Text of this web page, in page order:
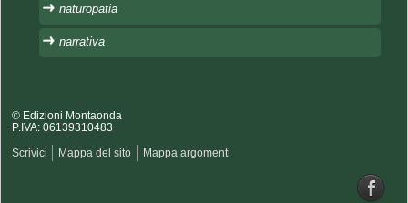
naturopatia
narrativa
© Edizioni Montaonda
P.IVA: 06139310483
Scrivici Mappa del sito Mappa argomenti